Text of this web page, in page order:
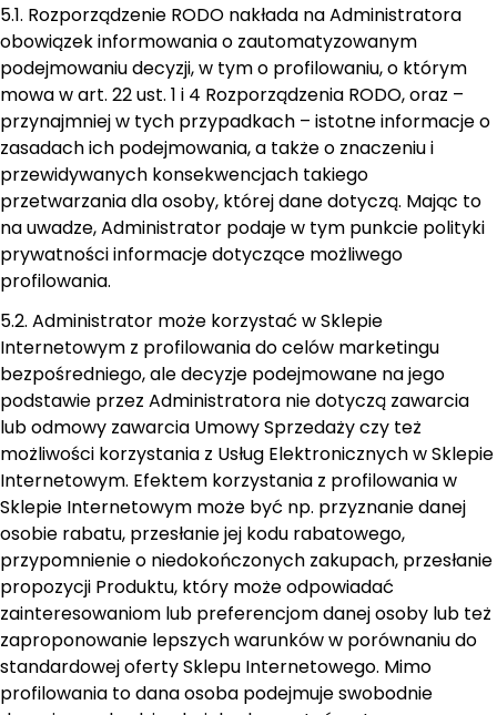
5.1. Rozporządzenie RODO nakłada na Administratora
obowiązek informowania o zautomatyzowanym
podejmowaniu decyzji, w tym o profilowaniu, o którym
mowa w art. 22 ust. 1 i 4 Rozporządzenia RODO, oraz –
przynajmniej w tych przypadkach – istotne informacje o
zasadach ich podejmowania, a także o znaczeniu i
przewidywanych konsekwencjach takiego
przetwarzania dla osoby, której dane dotyczą. Mając to
na uwadze, Administrator podaje w tym punkcie polityki
prywatności informacje dotyczące możliwego
profilowania.
5.2. Administrator może korzystać w Sklepie
Internetowym z profilowania do celów marketingu
bezpośredniego, ale decyzje podejmowane na jego
podstawie przez Administratora nie dotyczą zawarcia
lub odmowy zawarcia Umowy Sprzedaży czy też
możliwości korzystania z Usług Elektronicznych w Sklepie
Internetowym. Efektem korzystania z profilowania w
Sklepie Internetowym może być np. przyznanie danej
osobie rabatu, przesłanie jej kodu rabatowego,
przypomnienie o niedokończonych zakupach, przesłanie
propozycji Produktu, który może odpowiadać
zainteresowaniom lub preferencjom danej osoby lub też
zaproponowanie lepszych warunków w porównaniu do
standardowej oferty Sklepu Internetowego. Mimo
profilowania to dana osoba podejmuje swobodnie